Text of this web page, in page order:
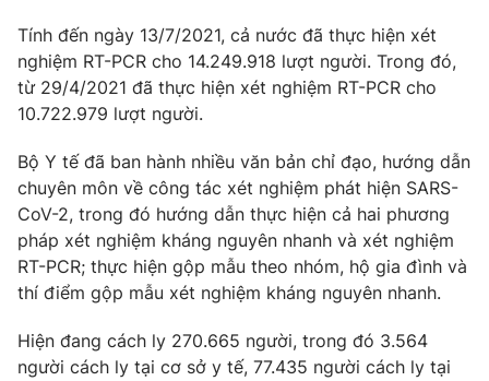
Tính đến ngày 13/7/2021, cả nước đã thực hiện xét
nghiệm RT-PCR cho 14.249.918 lượt người. Trong đó,
từ 29/4/2021 đã thực hiện xét nghiệm RT-PCR cho
10.722.979 lượt người.
Bộ Y tế đã ban hành nhiều văn bản chỉ đạo, hướng dẫn
chuyên môn về công tác xét nghiệm phát hiện SARS-
CoV-2, trong đó hướng dẫn thực hiện cả hai phương
pháp xét nghiệm kháng nguyên nhanh và xét nghiệm
RT-PCR; thực hiện gộp mẫu theo nhóm, hộ gia đình và
thí điểm gộp mẫu xét nghiệm kháng nguyên nhanh.
Hiện đang cách ly 270.665 người, trong đó 3.564
người cách ly tại cơ sở y tế, 77.435 người cách ly tại